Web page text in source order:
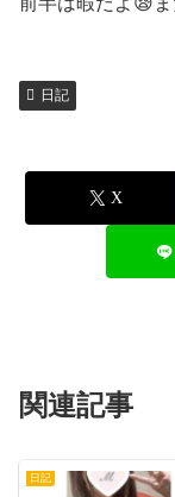
日記
X
関連記事
日記